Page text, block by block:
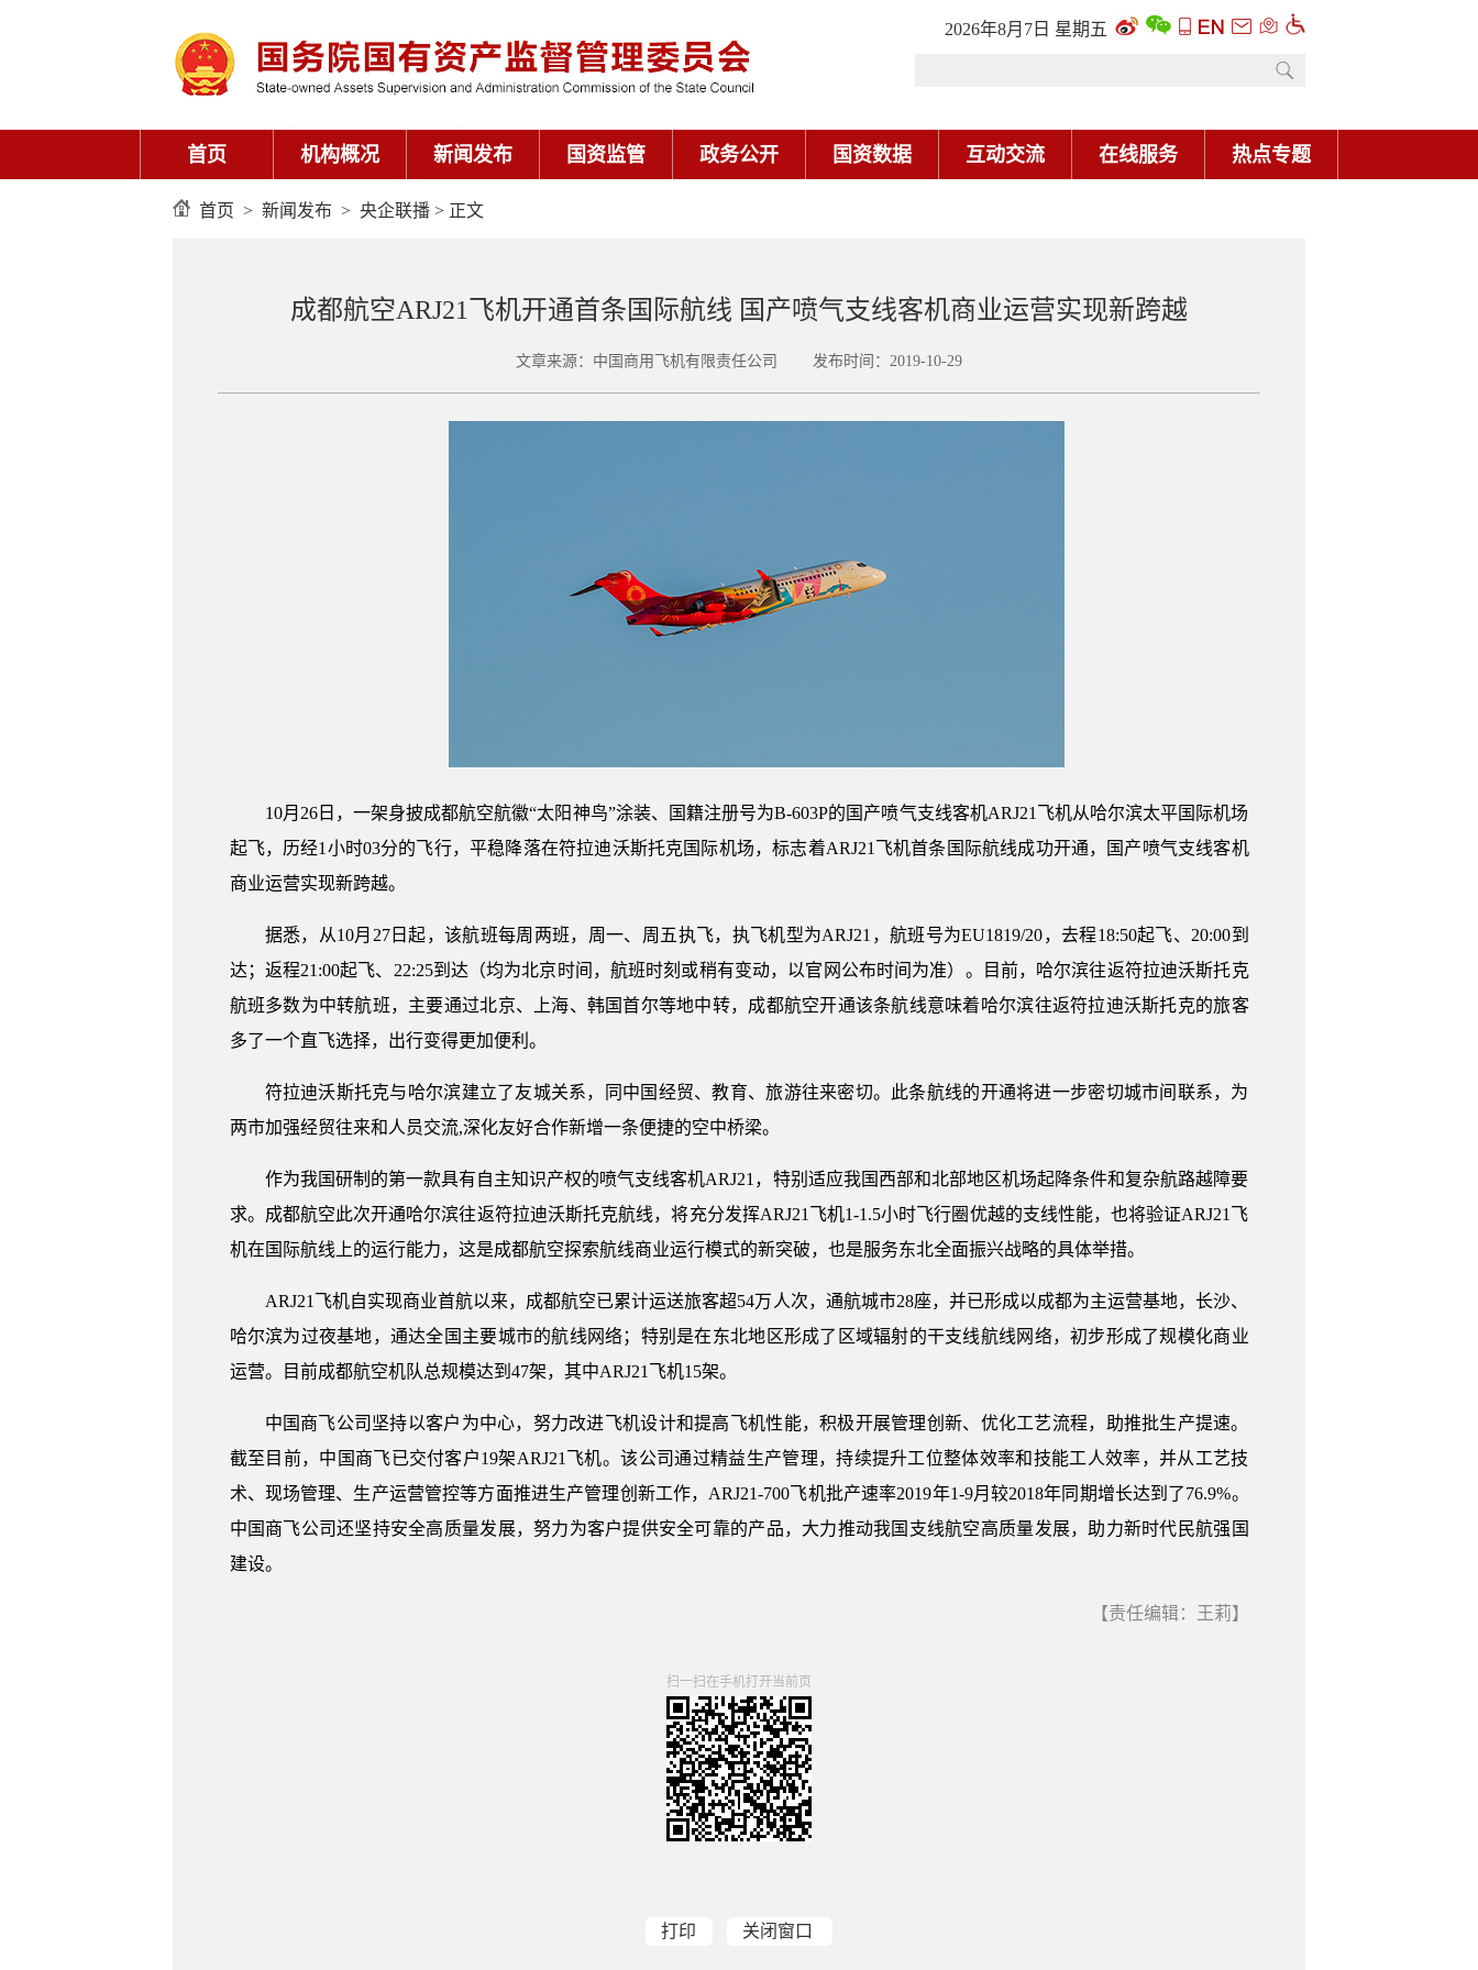
2026年8月7日 星期五
首页 机构概况 新闻发布 国资监管 政务公开 国资数据 互动交流 在线服务 热点专题
首页 > 新闻发布 > 央企联播 > 正文
成都航空ARJ21飞机开通首条国际航线 国产喷气支线客机商业运营实现新跨越
文章来源：中国商用飞机有限责任公司 发布时间：2019-10-29
10月26日，一架身披成都航空航徽“太阳神鸟”涂装、国籍注册号为B-603P的国产喷气支线客机ARJ21飞机从哈尔滨太平国际机场
起飞，历经1小时03分的飞行，平稳降落在符拉迪沃斯托克国际机场，标志着ARJ21飞机首条国际航线成功开通，国产喷气支线客机
商业运营实现新跨越。
据悉，从10月27日起，该航班每周两班，周一、周五执飞，执飞机型为ARJ21，航班号为EU1819/20，去程18:50起飞、20:00到
达；返程21:00起飞、22:25到达（均为北京时间，航班时刻或稍有变动，以官网公布时间为准）。目前，哈尔滨往返符拉迪沃斯托克
航班多数为中转航班，主要通过北京、上海、韩国首尔等地中转，成都航空开通该条航线意味着哈尔滨往返符拉迪沃斯托克的旅客
多了一个直飞选择，出行变得更加便利。
符拉迪沃斯托克与哈尔滨建立了友城关系，同中国经贸、教育、旅游往来密切。此条航线的开通将进一步密切城市间联系，为
两市加强经贸往来和人员交流,深化友好合作新增一条便捷的空中桥梁。
作为我国研制的第一款具有自主知识产权的喷气支线客机ARJ21，特别适应我国西部和北部地区机场起降条件和复杂航路越障要
求。成都航空此次开通哈尔滨往返符拉迪沃斯托克航线，将充分发挥ARJ21飞机1-1.5小时飞行圈优越的支线性能，也将验证ARJ21飞
机在国际航线上的运行能力，这是成都航空探索航线商业运行模式的新突破，也是服务东北全面振兴战略的具体举措。
ARJ21飞机自实现商业首航以来，成都航空已累计运送旅客超54万人次，通航城市28座，并已形成以成都为主运营基地，长沙、
哈尔滨为过夜基地，通达全国主要城市的航线网络；特别是在东北地区形成了区域辐射的干支线航线网络，初步形成了规模化商业
运营。目前成都航空机队总规模达到47架，其中ARJ21飞机15架。
中国商飞公司坚持以客户为中心，努力改进飞机设计和提高飞机性能，积极开展管理创新、优化工艺流程，助推批生产提速。
截至目前，中国商飞已交付客户19架ARJ21飞机。该公司通过精益生产管理，持续提升工位整体效率和技能工人效率，并从工艺技
术、现场管理、生产运营管控等方面推进生产管理创新工作，ARJ21-700飞机批产速率2019年1-9月较2018年同期增长达到了76.9%。
中国商飞公司还坚持安全高质量发展，努力为客户提供安全可靠的产品，大力推动我国支线航空高质量发展，助力新时代民航强国
建设。
【责任编辑：王莉】
扫一扫在手机打开当前页
打印 关闭窗口